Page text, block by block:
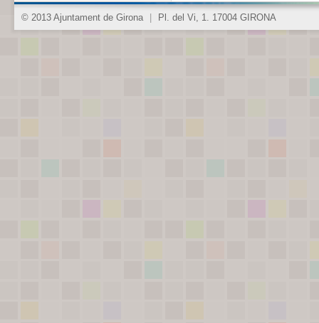
© 2013 Ajuntament de Girona Pl. del Vi, 1. 17004 GIRONA